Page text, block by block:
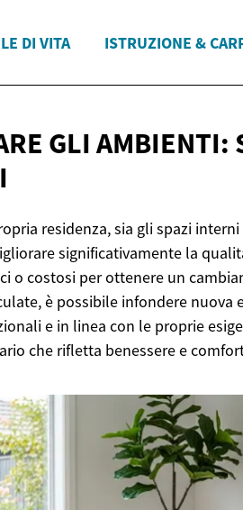
DI VITA ISTRUZIONE &
GLI
residenza, sia gli spazi
significativamente la
o costosi per ottenere un
è possibile infondere
e in linea con le proprie
che rifletta benessere e